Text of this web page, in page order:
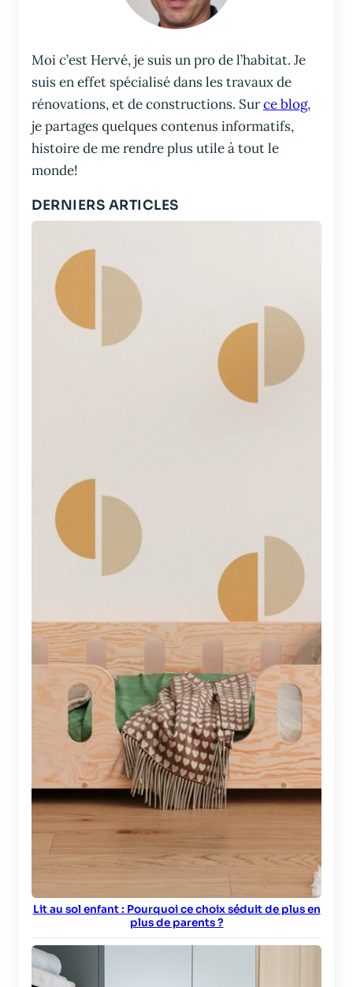
Moi c’est Hervé, je suis un pro de l’habitat. Je
suis en effet spécialisé dans les travaux de
rénovations, et de constructions. Surce blog,
je partages quelques contenus informatifs,
histoire de me rendre plus utile à tout le
monde!
DERNIERS ARTICLES
Lit au sol enfant : Pourquoi ce choix séduit de plus en
plus de parents ?